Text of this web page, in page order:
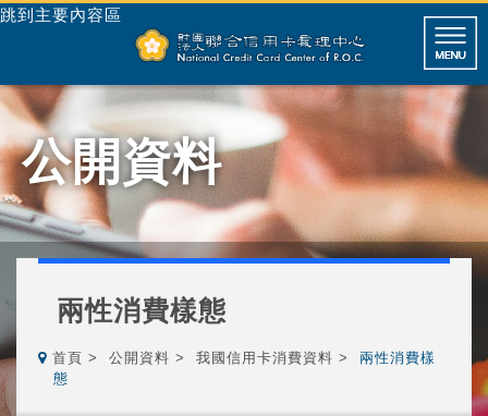
跳到主要內容區
公開資料
兩性消費樣態
首頁 公開資料 我國信用卡消費資料
兩性消費樣
態